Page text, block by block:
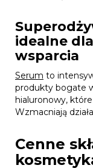
idealne
wsparcia
Serum to
produkty bogate
hialuronowy,
Wzmacniają
Cenne